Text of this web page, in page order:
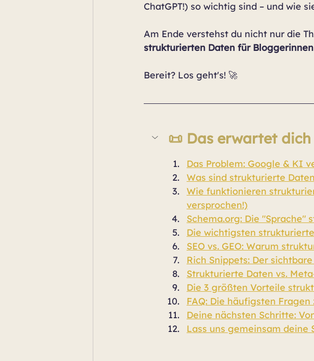
ChatGPT!) so wichtig sind – und wie
Am Ende verstehst du nicht nur die
strukturierten Daten für
Bereit? Los geht's! 🚀
📜 Das erwartet
Das Problem: Google & KI
Was sind strukturierte
Wie funktionieren
versprochen!)
Schema.org: Die "Sprache"
Die wichtigsten
SEO vs. GEO: Warum
Rich Snippets: Der
Strukturierte Daten vs.
Die 3 größten Vorteile
FAQ: Die häufigsten
Deine nächsten Schritte:
Lass uns gemeinsam deine